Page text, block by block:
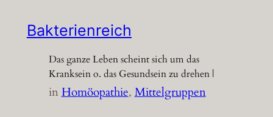
Bakterienreich
Das ganze Leben scheint sich um das
Kranksein o. das Gesundsein zu drehen |
inHomöopathie, Mittelgruppen